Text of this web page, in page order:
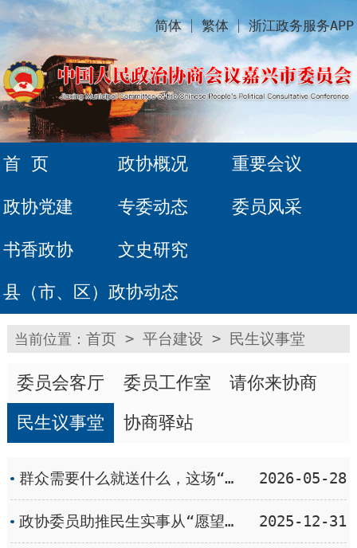
简体 繁体 浙江政务服务APP
首 页 政协概况 重要会议
政协党建 专委动态 委员风采
书香政协 文史研究
县（市、区）政协动态
当前位置： 首页 > 平台建设 > 民生议事堂
委员会客厅 委员工作室
请你来协商
民生议事堂
协商驿站
群众需要什么就送什么，这场“六送下乡”活动太贴心了！ 2026-05-28
政协委员助推民生实事从“愿望清单”变“幸福账单” 2025-12-31